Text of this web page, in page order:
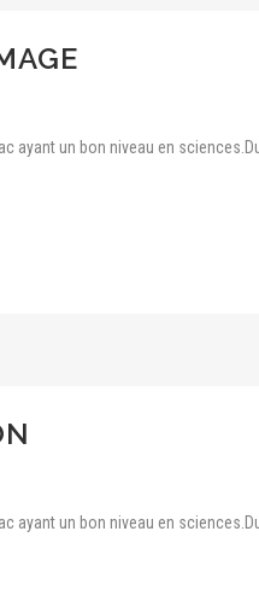
ayant un bon niveau en
ayant un bon niveau en